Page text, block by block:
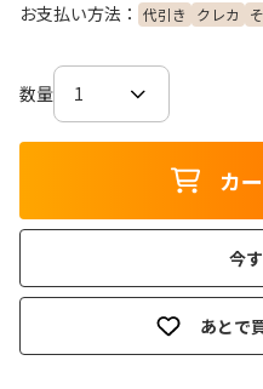
お支払い方法： 代引き クレカ
数量
カ
今
あとで